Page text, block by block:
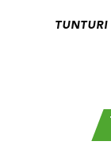
TUNTURI